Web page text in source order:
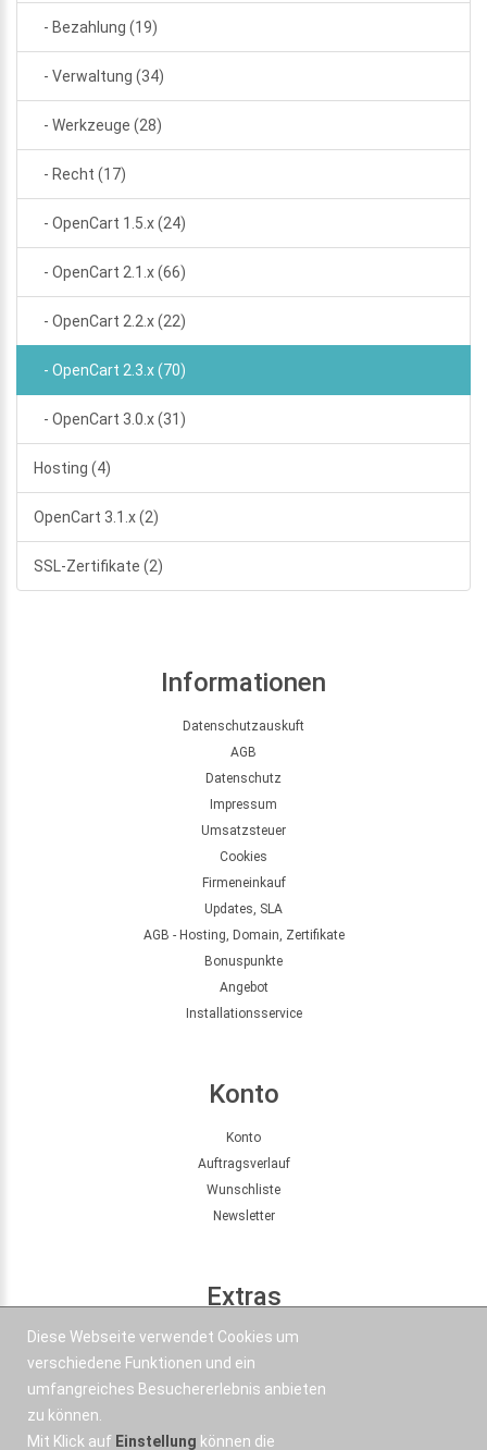
- Bezahlung (19)
- Verwaltung (34)
- Werkzeuge (28)
- Recht (17)
- OpenCart 1.5.x (24)
- OpenCart 2.1.x (66)
- OpenCart 2.2.x (22)
- OpenCart 2.3.x (70)
- OpenCart 3.0.x (31)
Hosting (4)
OpenCart 3.1.x (2)
SSL-Zertifikate (2)
Informationen
Datenschutzauskuft
AGB
Datenschutz
Impressum
Umsatzsteuer
Cookies
Firmeneinkauf
Updates, SLA
AGB - Hosting, Domain, Zertifikate
Bonuspunkte
Angebot
Installationsservice
Konto
Konto
Auftragsverlauf
Wunschliste
Newsletter
Extras
Seitenübersicht
Partner
Angebote
Diese Webseite verwendet Cookies um
verschiedene Funktionen und ein
umfangreiches Besuchererlebnis anbieten
zu können.
Mit Klick auf Einstellung können die